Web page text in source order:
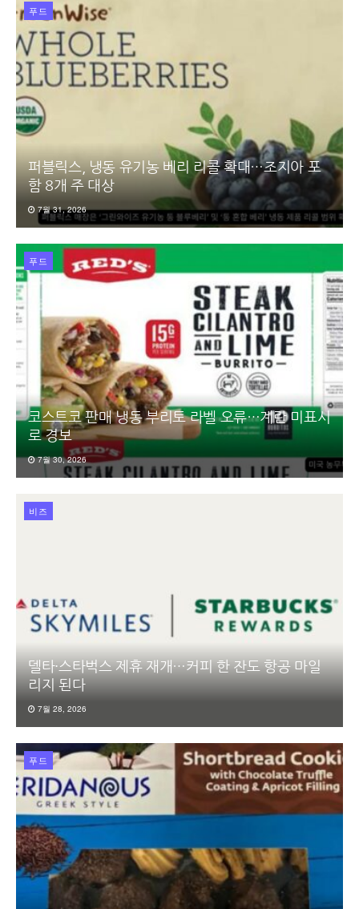
푸드
퍼블릭스, 냉동 유기농 베리 리콜 확대…조지아 포
함 8개 주 대상
7월 31, 2026
푸드
코스트코 판매 냉동 부리토 라벨 오류…계란 미표시
로 경보
7월 30, 2026
비즈
델타·스타벅스 제휴 재개…커피 한 잔도 항공 마일
리지 된다
7월 28, 2026
푸드